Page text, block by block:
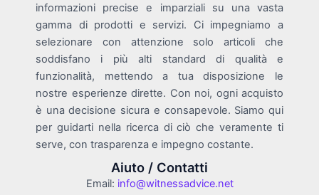
informazioni precise e imparziali su una vasta
gamma di prodotti e servizi. Ci impegniamo a
selezionare con attenzione solo articoli che
soddisfano i più alti standard di qualità e
funzionalità, mettendo a tua disposizione le
nostre esperienze dirette. Con noi, ogni acquisto
è una decisione sicura e consapevole. Siamo qui
per guidarti nella ricerca di ciò che veramente ti
serve, con trasparenza e impegno costante.
Aiuto / Contatti
Email: info@witnessadvice.net